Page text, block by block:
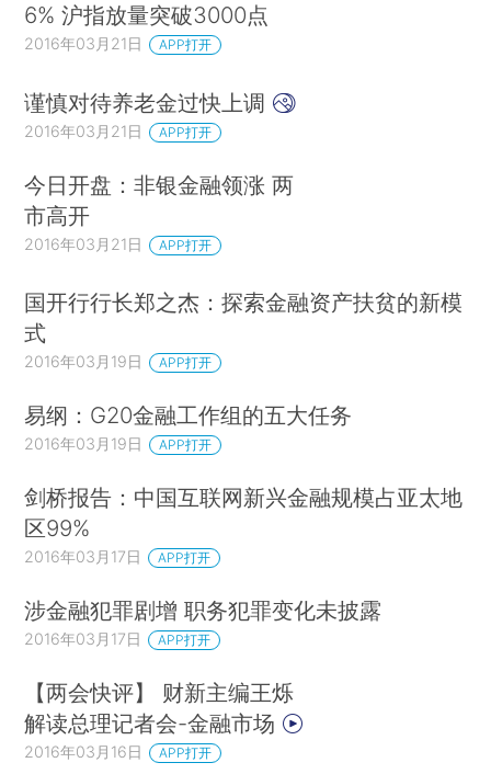
6% 沪指放量突破3000点
2016年03月21日 APP打开
谨慎对待养老金过快上调
2016年03月21日 APP打开
今日开盘：非银金融领涨 两
市高开
2016年03月21日 APP打开
国开行行长郑之杰：探索金融资产扶贫的新模
式
2016年03月19日 APP打开
易纲：G20金融工作组的五大任务
2016年03月19日 APP打开
剑桥报告：中国互联网新兴金融规模占亚太地
区99%
2016年03月17日 APP打开
涉金融犯罪剧增 职务犯罪变化未披露
2016年03月17日 APP打开
【两会快评】 财新主编王烁
解读总理记者会-金融市场
2016年03月16日 APP打开